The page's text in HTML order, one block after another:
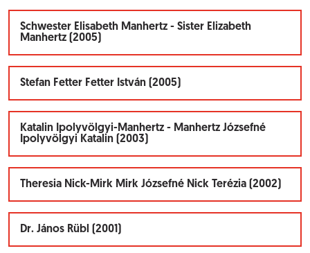
Schwester Elisabeth Manhertz - Sister Elizabeth
Manhertz (2005)
Stefan Fetter Fetter István (2005)
Katalin Ipolyvölgyi-Manhertz - Manhertz Józsefné
Ipolyvölgyi Katalin (2003)
Theresia Nick-Mirk Mirk Józsefné Nick Terézia (2002)
Dr. János Rübl (2001)